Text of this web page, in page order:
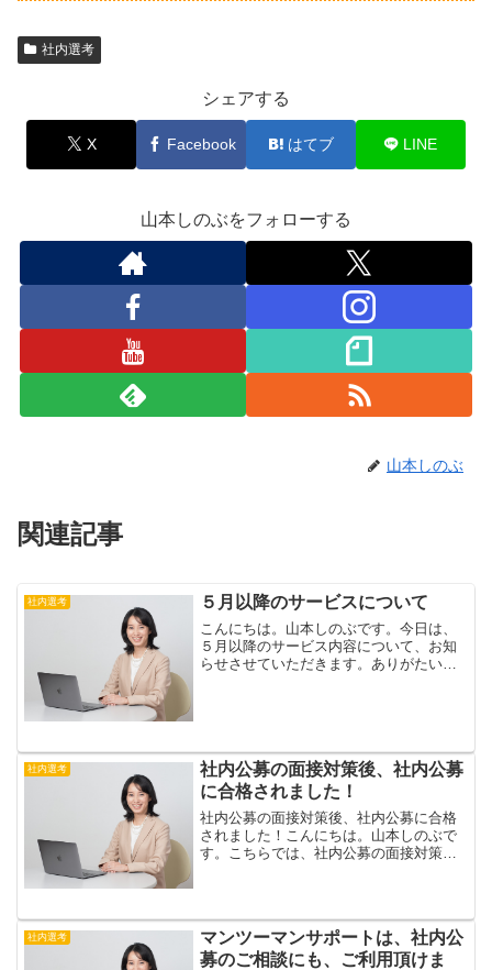
社内選考
シェアする
X Facebook はてブ LINE
山本しのぶをフォローする
山本しのぶ
関連記事
社内選考 ５月以降のサービスについて
こんにちは。山本しのぶです。今日は、
５月以降のサービス内容について、お知
らせさせていただきます。ありがたいこ
社内選考
社内公募の面接対策後、社内公募
に合格されました！
社内公募の面接対策後、社内公募に合格
されました！こんにちは。山本しのぶで
す。こちらでは、社内公募の面接対策を
募の合格まで、あと１歩で...
社内選考
マンツーマンサポートは、社内公
募のご相談にも、ご利用頂けま